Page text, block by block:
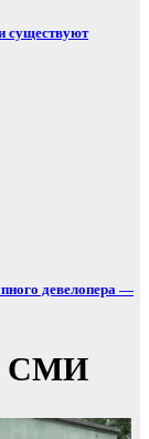
существуют
девелопера —